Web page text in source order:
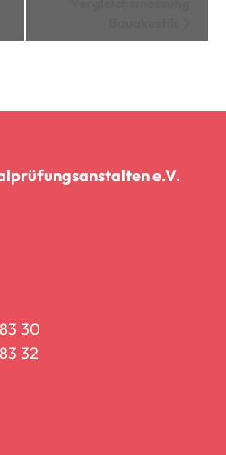
e.V.
30
32